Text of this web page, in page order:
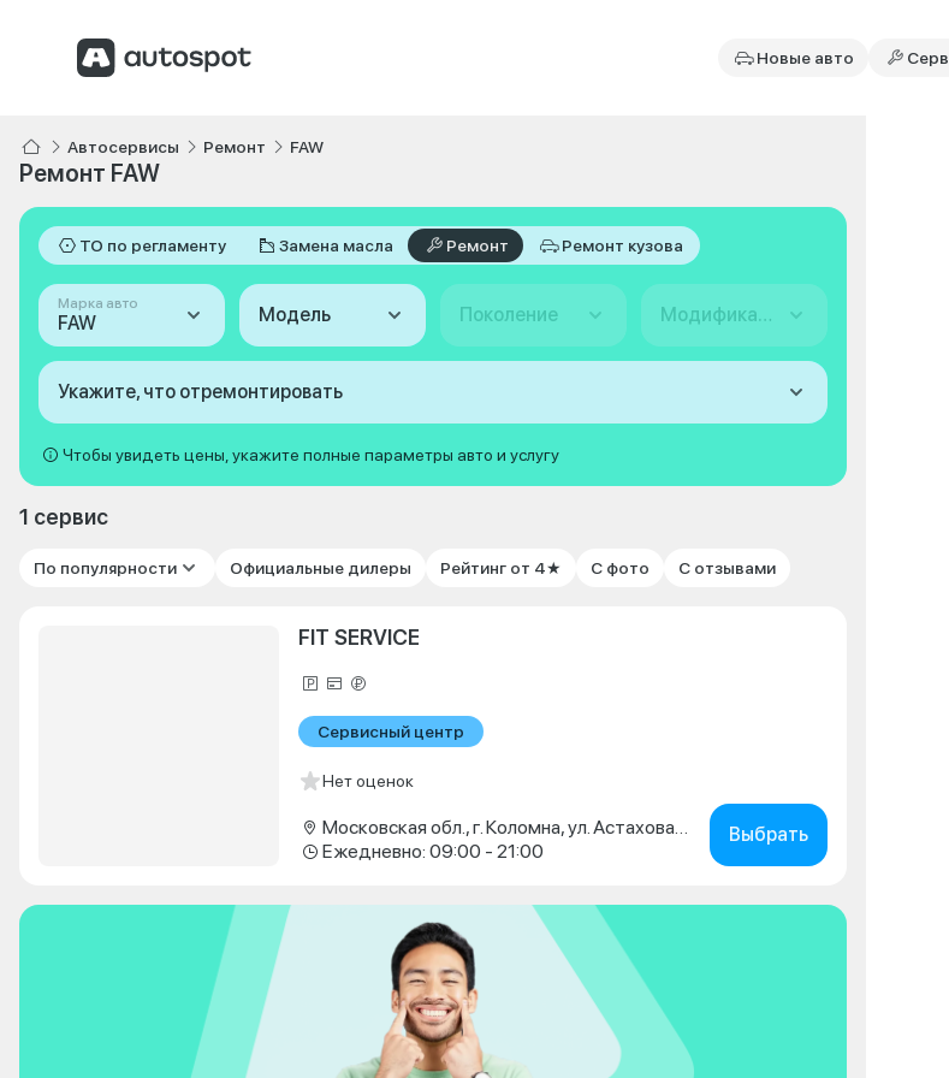
Новые авто
Автосервисы Ремонт FAW
Ремонт FAW
ТО по регламенту Замена масла Ремонт Ремонт кузова
Марка авто
FAW Модель Поколение Модификация
Укажите, что отремонтировать
Чтобы увидеть цены, укажите полные параметры авто и услугу
1 сервис
По популярности Официальные дилеры Рейтинг от 4★ С фото С отзывами
FIT SERVICE
Сервисный центр
Нет оценок
Ежедневно: 09:00 - 21:00
Выбрать